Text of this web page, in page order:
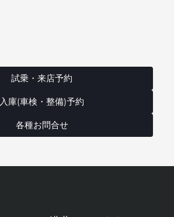
試乗・来店予約
入庫(車検・整備)予約
各種お問合せ